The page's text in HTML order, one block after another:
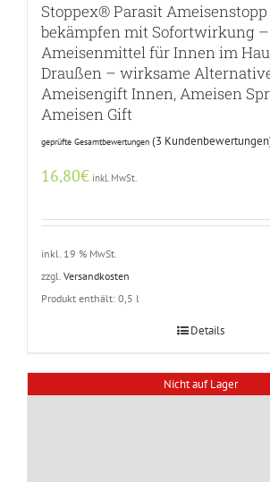
Stoppex® Parasit
bekämpfen mit Sofortwirkung –
Ameisenmittel für Innen im
Draußen – wirksame
Ameisengift Innen, Ameisen
Ameisen Gift
geprüfte Gesamtbewertungen (3
16,80€ inkl. MwSt.
inkl. 19 % MwSt.
zzgl. Versandkosten
Produkt enthält: 0,5 l
Details
Nicht auf Lager